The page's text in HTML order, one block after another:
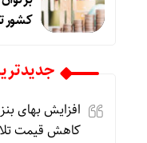
کشور
افزایش بهای
کاهش قیمت